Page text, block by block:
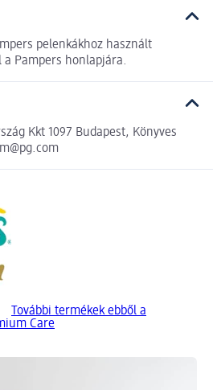
pelenkákhoz használt
a Pampers honlapjára.
Kkt 1097 Budapest, Könyves
További termékek ebből a
Care